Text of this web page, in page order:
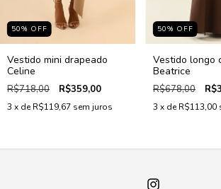
50% OFF
Vestido mini drapeado
Celine
R$718,00 R$359,00
3 x deR$119,67 sem juros
50% OFF
Vestido longo
Beatrice
R$678,00
3 x deR$113,00